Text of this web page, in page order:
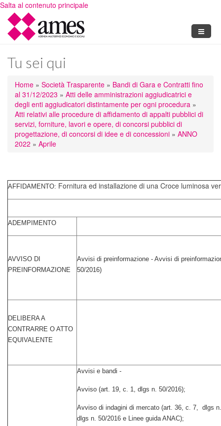
Salta al contenuto principale
Tu sei qui
Home » Società Trasparente » Bandi di Gara e Contratti fino
al 31/12/2023 » Atti delle amministrazioni aggiudicatrici e
degli enti aggiudicatori distintamente per ogni procedura »
Atti relativi alle procedure di affidamento di appalti pubblici di
servizi, forniture, lavori e opere, di concorsi pubblici di
progettazione, di concorsi di idee e di concessioni » ANNO
2022 » Aprile
AFFIDAMENTO: Fornitura ed installazione di una Croce luminosa
ADEMPIMENTO
AVVISO DI
PREINFORMAZIONE
Avvisi di preinformazione - Avvisi di
50/2016)
DELIBERA A
CONTRARRE O ATTO
EQUIVALENTE
Avvisi e bandi -
Avviso (art. 19, c. 1, dlgs n. 50/2016);
Avviso di indagini di mercato (art. 36, c. 7, dlgs
dlgs n. 50/2016 e Linee guida ANAC);